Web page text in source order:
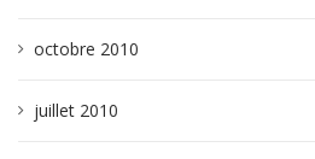
octobre 2010
juillet 2010